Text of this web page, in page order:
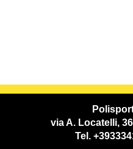
via A. Locatelli,
Tel.